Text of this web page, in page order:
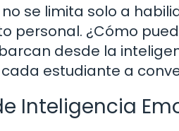
se limita solo a
personal. ¿Cómo
desde la
estudiante a
Inteligencia